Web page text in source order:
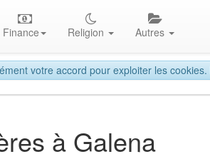
votre accord pour exploiter les cookies.
Finance Religion Autres
à Galena